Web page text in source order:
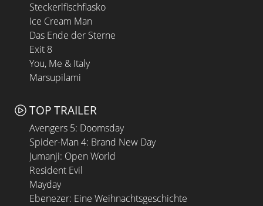
Steckerlfischfiasko
Ice Cream Man
Das Ende der Sterne
Exit 8
You, Me & Italy
Marsupilami
TOP TRAILER
Avengers 5: Doomsday
Spider-Man 4: Brand New Day
Jumanji: Open World
Resident Evil
Mayday
Ebenezer: Eine Weihnachtsgeschichte